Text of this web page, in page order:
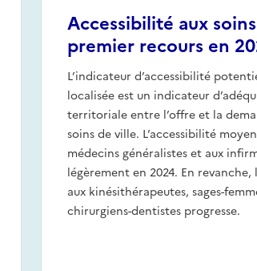
Accessibilité aux
premier recours en
L’indicateur d’accessibilité
localisée est un indicateur
territoriale entre l’offre et la
soins de ville. L’accessibilité
médecins généralistes et aux
légèrement en 2024. En revanche,
aux kinésithérapeutes, sages-
chirurgiens-dentistes progresse.